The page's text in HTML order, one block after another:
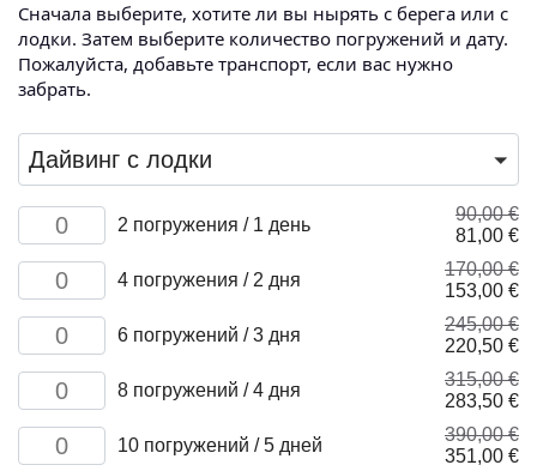
Сначала выберите, хотите ли вы нырять с берега или с
лодки. Затем выберите количество погружений и дату.
Пожалуйста, добавьте транспорт, если вас нужно
забрать.
Дайвинг с лодки
Количество
товара
2
dives
/
1
2 погружения / 1 день
90,00€
90,00 €.
81,00 €
Количество
товара
4
dives
/
2
days
4 погружения / 2 дня
170,00€
170,00 €.
153,00 €
Количество
товара
6
dives
/
3
days
6 погружений / 3 дня
245,00€
245,00 €.
220,50 €
Количество
товара
8
dives
/
8 погружений / 4 дня
315,00€
315,00 €.
283,50 €
Количество
товара
10 погружений / 5 дней
390,00€
351,00 €